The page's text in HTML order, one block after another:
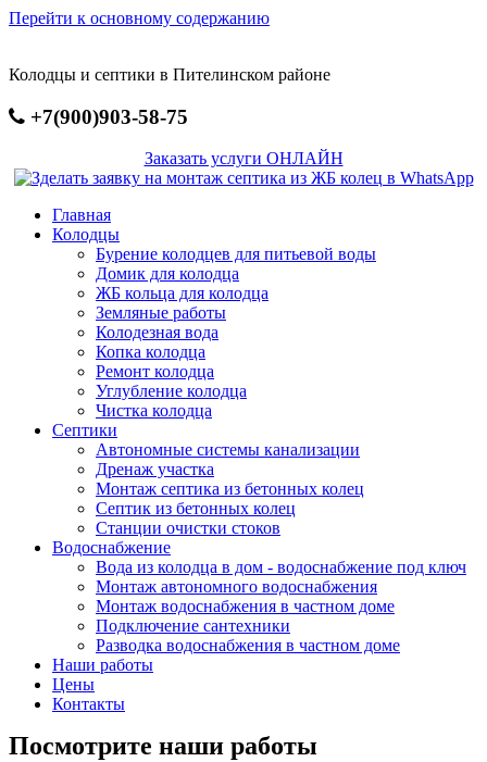
Перейти к основному содержанию
Колодцы и септики в Пителинском районе
+7(900)903-58-75
Заказать услуги ОНЛАЙН
Главная
Колодцы
Бурение колодцев для питьевой воды
Домик для колодца
ЖБ кольца для колодца
Земляные работы
Колодезная вода
Копка колодца
Ремонт колодца
Углубление колодца
Чистка колодца
Септики
Автономные системы канализации
Дренаж участка
Монтаж септика из бетонных колец
Септик из бетонных колец
Станции очистки стоков
Водоснабжение
Вода из колодца в дом - водоснабжение под ключ
Монтаж автономного водоснабжения
Монтаж водоснабжения в частном доме
Подключение сантехники
Разводка водоснабжения в частном доме
Наши работы
Цены
Контакты
Посмотрите наши работы